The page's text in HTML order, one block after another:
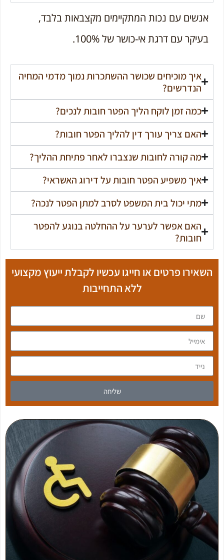
אנשים עם נכות המתקיימים מקצבאות בלבד,
בעיקר עם דרגת אי-כושר של 100%.
איך מוכיחים שכושר ההשתכרות נמוך מדמי המחיה
הנדרשים?
כמה זמן לוקח הליך הפטר חובות לנכים?
האם צריך עורך דין להליך הפטר חובות?
מה קורה לחובות שנצברו לאחר פתיחת ההליך?
איך משפיע הפטר חובות על דירוג האשראי?
מתי יכול בית המשפט לסרב למתן הפטר לנכה?
האם אפשר לערער על ההחלטה בנוגע להפטר
חובות?
השאירו פרטים או חייגו עכשיו לקבלת ייעוץ מקצועי
ללא התחייבות
שליחה